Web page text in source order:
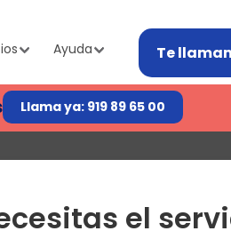
Ayuda Te
Llama ya: 919 89 65 00
el